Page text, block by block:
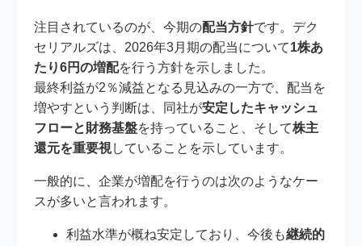
注目されているのが、今期の配当方針です。デク
セリアルズは、2026年3月期の配当について1株あ
たり6円の増配を行う方針を示しました。
最終利益が2％減益となる見込みの一方で、配当を
増やすという判断は、同社が安定したキャッシュ
フローと財務基盤を持っていること、そして株主
還元を重要視していることを示しています。
一般的に、企業が増配を行うのは次のようなケー
スが多いと言われます。
利益水準が概ね安定しており、今後も継続的